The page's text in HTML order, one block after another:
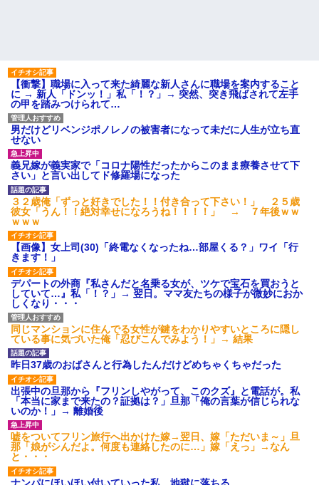
触らないでよ！」キチママ『そ
こに金庫があったから、開けて
みようとしただけ☆』義兄「泥
は出てけ！二度と来るな！」結
果・・・
私「初めて飲む味だけどなん
のお茶？」彼「ちっ！」私「」
【GIF】JSのカンチョーワロ
タ
後続車にクラクションを鳴ら
され彼氏が逆切れ。「何クラク
ション鳴らしてんだ！降りてこ
いよ！」と怒鳴りだし...
【衝撃】報酬100万円超の治験
募集がこちらｗｗｗｗｗ(※画像
あり)
【ネット騒然】惨殺されたタ
ワマン頂き女子のこの動画、す
げえええええｗｗｗｗｗｗｗｗ
ｗｗｗ
【愕然】白のクラウン俺氏、
高速道路左車線を制限速度で走
った結果wwwwwwwwwwww
百年の恋12-899 食べた量を
張り合ってくる
【悲報】佐藤輝明・・・２軍
でも盛大にやらかす←あまり悲
しませないでくれ
主な税金の成り立ちを調べて
みたよ
【衝撃】職場に入って来た綺麗な新人さんに職場を案内すること
に → 新人「ドンッ！」私「！？」→ 突然、突き飛ばされて左手
の甲を踏みつけられて…
男だけどリベンジポノレノの被害者になって未だに人生が立ち直
せない
義兄嫁が義実家で「コロナ陽性だったからこのまま療養させて下
さい」と言い出してド修羅場になった
３２歳俺「ずっと好きでした！！付き合って下さい！」 ２５歳
彼女「うん！！絶対幸せになろうね！！！！」 → ７年後ｗｗ
ｗｗｗ
【画像】女上司(30)「終電なくなったね…部屋くる？」ワイ「行
きます！」
デパートの外商『私さんだと名乗る女が、ツケで宝石を買おうと
していて…』私「！？」→ 翌日。ママ友たちの様子が微妙におか
しくなり・・・
同じマンションに住んでる女性が鍵をわかりやすいところに隠し
ている事に気づいた俺「忍びこんでみよう！」→ 結果
昨日37歳のおばさんと行為したんだけどめちゃくちゃだった
出張中の旦那から『フリンしやがって、このクズ』と電話が。私
「本当に家まで来たの？証拠は？」旦那「俺の言葉が信じられな
いのか！」→ 離婚後
嘘をついてフリン旅行へ出かけた嫁→翌日、嫁「ただいま～」旦
那「娘がシんだよ。何度も連絡したのに…」嫁「えっ」→なん
と・・・
ナンパにほいほい付いていった私、地獄に落ちる